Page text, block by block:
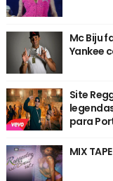
Mc Biju
Yankee
Site
para
MIX